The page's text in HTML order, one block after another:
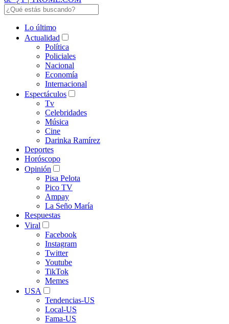
Lo último
Actualidad
Política
Policiales
Nacional
Economía
Internacional
Espectáculos
Tv
Celebridades
Música
Cine
Darinka Ramírez
Deportes
Horóscopo
Opinión
Pisa Pelota
Pico TV
Ampay
La Seño María
Respuestas
Viral
Facebook
Instagram
Twitter
Youtube
TikTok
Memes
USA
Tendencias-US
Local-US
Fama-US